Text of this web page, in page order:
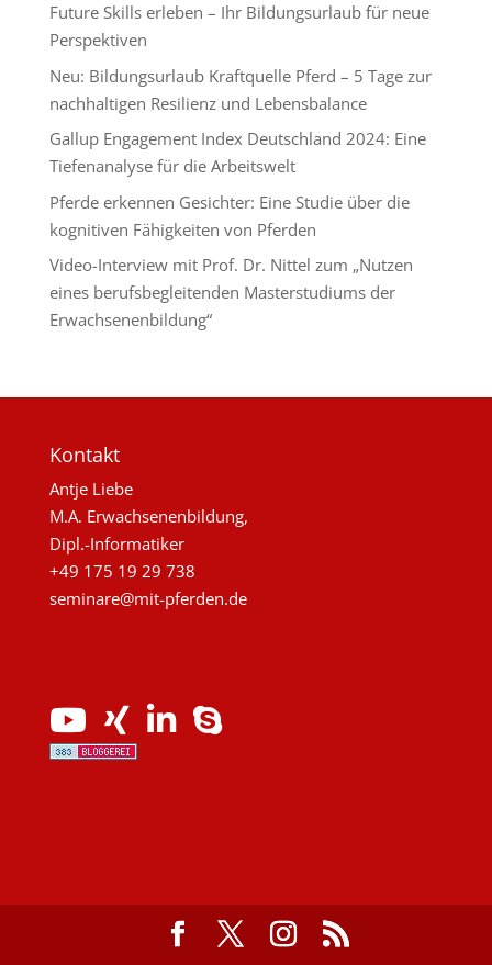
Future Skills erleben – Ihr Bildungsurlaub für neue
Perspektiven
Neu: Bildungsurlaub Kraftquelle Pferd – 5 Tage zur
nachhaltigen Resilienz und Lebensbalance
Gallup Engagement Index Deutschland 2024: Eine
Tiefenanalyse für die Arbeitswelt
Pferde erkennen Gesichter: Eine Studie über die
kognitiven Fähigkeiten von Pferden
Video-Interview mit Prof. Dr. Nittel zum „Nutzen
eines berufsbegleitenden Masterstudiums der
Erwachsenenbildung“
Kontakt
Antje Liebe
M.A. Erwachsenenbildung,
Dipl.-Informatiker
+49 175 19 29 738
seminare@mit-pferden.de